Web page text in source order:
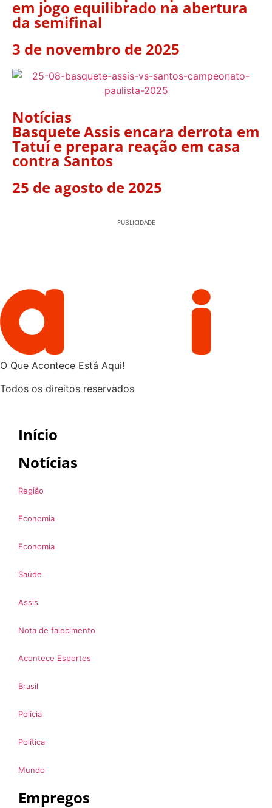
em jogo equilibrado na abertura
da semifinal
3 de novembro de 2025
Notícias
Basquete Assis encara derrota em
Tatuí e prepara reação em casa
contra Santos
25 de agosto de 2025
PUBLICIDADE
O Que Acontece Está Aqui!
Todos os direitos reservados
Início
Notícias
Região
Economia
Economia
Saúde
Assis
Nota de falecimento
Acontece Esportes
Brasil
Polícia
Política
Mundo
Empregos